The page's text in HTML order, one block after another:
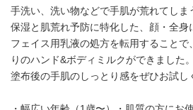
手洗い、洗い物などで手肌が荒れてしま
保湿と肌荒れ予防に特化した、顔・全身
フェイス用乳液の処方を転用すること
りのハンド&ボディミルクができました。
塗布後の手肌のしっとり感をぜひお試し